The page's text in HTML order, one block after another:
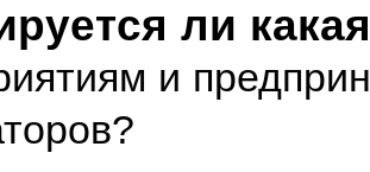
ли
и